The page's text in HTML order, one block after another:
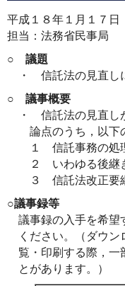
平成１８年１月１７日
担当：法務省民事局
○ 議題
・
信託法の見直し
○ 議事概要
・
信託法の見直し
論点のうち，以下
１
信託事務の処
２
いわゆる後継
３
信託法改正要
○議事録等
議事録の入手を希望
ください。（ダウ
覧・印刷する際，一
とがあります。）